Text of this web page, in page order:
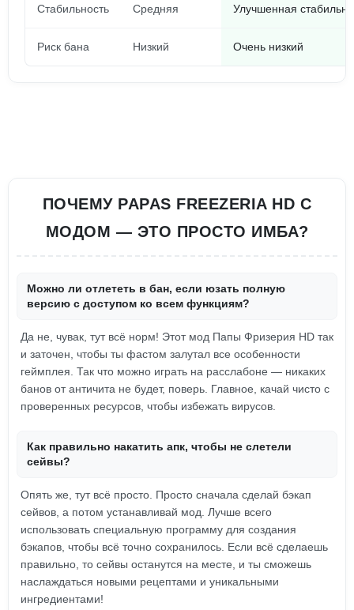
Стабильность Средняя Улучшенная
Риск бана Низкий Очень низкий
ПОЧЕМУ PAPAS FREEZERIA HD С
МОДОМ — ЭТО ПРОСТО ИМБА?
Можно ли отлететь в бан, если юзать полную
версию с доступом ко всем функциям?
Да не, чувак, тут всё норм! Этот мод Папы Фризерия HD так
и заточен, чтобы ты фастом залутал все особенности
геймплея. Так что можно играть на расслабоне — никаких
банов от античита не будет, поверь. Главное, качай чисто с
проверенных ресурсов, чтобы избежать вирусов.
Как правильно накатить апк, чтобы не слетели
сейвы?
Опять же, тут всё просто. Просто сначала сделай бэкап
сейвов, а потом устанавливай мод. Лучше всего
использовать специальную программу для создания
бэкапов, чтобы всё точно сохранилось. Если всё сделаешь
правильно, то сейвы останутся на месте, и ты сможешь
наслаждаться новыми рецептами и уникальными
ингредиентами!